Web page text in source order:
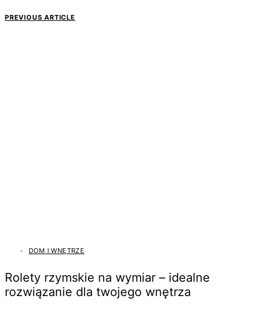
PREVIOUS ARTICLE
DOM I WNĘTRZE
Rolety rzymskie na wymiar – idealne
rozwiązanie dla twojego wnętrza